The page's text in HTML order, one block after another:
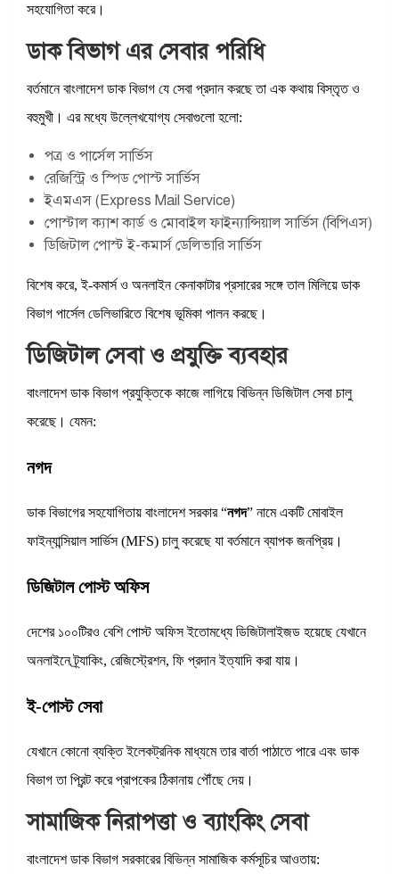
সহযোগিতা করে।
ডাক বিভাগ এর সেবার পরিধি
বর্তমানে বাংলাদেশ ডাক বিভাগ যে সেবা প্রদান করছে তা এক কথায় বিস্তৃত ও
বহুমুখী। এর মধ্যে উল্লেখযোগ্য সেবাগুলো হলো:
পত্র ও পার্সেল সার্ভিস
রেজিস্ট্রি ও স্পিড পোস্ট সার্ভিস
ইএমএস (Express Mail Service)
পোস্টাল ক্যাশ কার্ড ও মোবাইল ফাইন্যান্সিয়াল সার্ভিস (বিপিএস)
ডিজিটাল পোস্ট ই-কমার্স ডেলিভারি সার্ভিস
বিশেষ করে, ই-কমার্স ও অনলাইন কেনাকাটার প্রসারের সঙ্গে তাল মিলিয়ে ডাক
বিভাগ পার্সেল ডেলিভারিতে বিশেষ ভূমিকা পালন করছে।
ডিজিটাল সেবা ও প্রযুক্তি ব্যবহার
বাংলাদেশ ডাক বিভাগ প্রযুক্তিকে কাজে লাগিয়ে বিভিন্ন ডিজিটাল সেবা চালু
করেছে। যেমন:
নগদ
ডাক বিভাগের সহযোগিতায় বাংলাদেশ সরকার “নগদ” নামে একটি মোবাইল
ফাইন্যান্সিয়াল সার্ভিস (MFS) চালু করেছে যা বর্তমানে ব্যাপক জনপ্রিয়।
ডিজিটাল পোস্ট অফিস
দেশের ১০০টিরও বেশি পোস্ট অফিস ইতোমধ্যে ডিজিটালাইজড হয়েছে যেখানে
অনলাইনে ট্র্যাকিং, রেজিস্ট্রেশন, ফি প্রদান ইত্যাদি করা যায়।
ই-পোস্ট সেবা
যেখানে কোনো ব্যক্তি ইলেকট্রনিক মাধ্যমে তার বার্তা পাঠাতে পারে এবং ডাক
বিভাগ তা প্রিন্ট করে প্রাপকের ঠিকানায় পৌঁছে দেয়।
সামাজিক নিরাপত্তা ও ব্যাংকিং সেবা
বাংলাদেশ ডাক বিভাগ সরকারের বিভিন্ন সামাজিক কর্মসূচির আওতায়: